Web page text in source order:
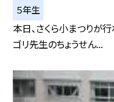
５年生
本日、さくら小まつりが
ゴリ先生のちょうせん...